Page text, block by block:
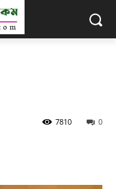
0
7810